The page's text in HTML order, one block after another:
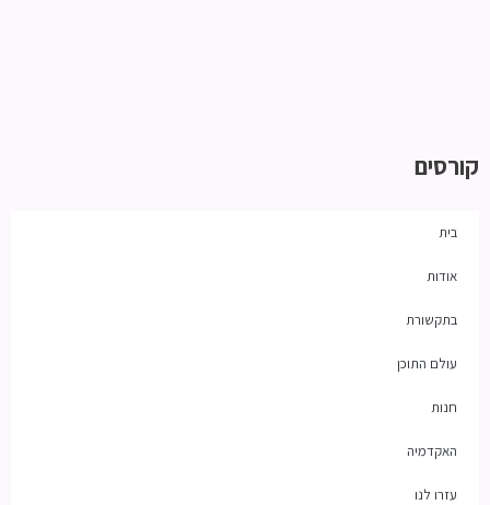
קורסים
בית
אודות
בתקשורת
עולם התוכן
חנות
האקדמיה
עזרו לנו